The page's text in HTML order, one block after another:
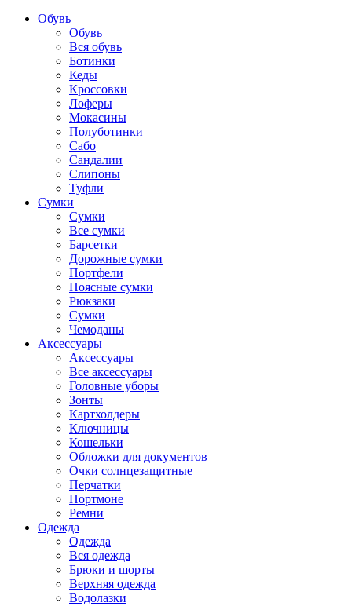
Обувь
Обувь
Вся обувь
Ботинки
Кеды
Кроссовки
Лоферы
Мокасины
Полуботинки
Сабо
Сандалии
Слипоны
Туфли
Сумки
Сумки
Все сумки
Барсетки
Дорожные сумки
Портфели
Поясные сумки
Рюкзаки
Сумки
Чемоданы
Аксессуары
Аксессуары
Все аксессуары
Головные уборы
Зонты
Картхолдеры
Ключницы
Кошельки
Обложки для документов
Очки солнцезащитные
Перчатки
Портмоне
Ремни
Одежда
Одежда
Вся одежда
Брюки и шорты
Верхняя одежда
Водолазки